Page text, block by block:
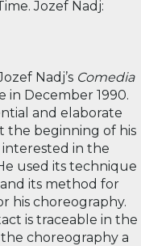
Jozef Nadj:
Nadj’s Comedia
in December 1990.
and elaborate
the beginning of his
interested in the
used its technique
its method for
his choreography.
is traceable in the
choreography a